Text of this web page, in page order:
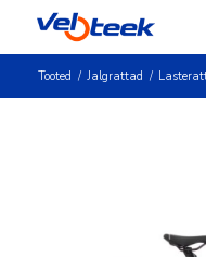
Tooted / Jalgrattad /